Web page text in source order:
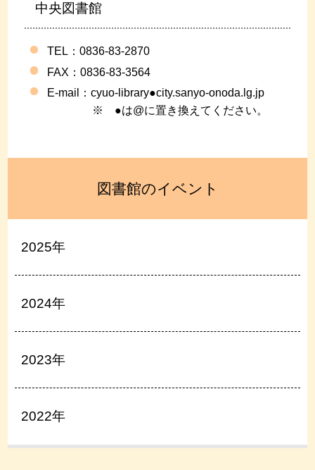
中央図書館
TEL：0836-83-2870
FAX ：0836-83-3564
E-mail：cyuo-library●city.sanyo-onoda.lg.jp
※ ●は@に置き換えてください。
図書館のイベント
2025年
2024年
2023年
2022年